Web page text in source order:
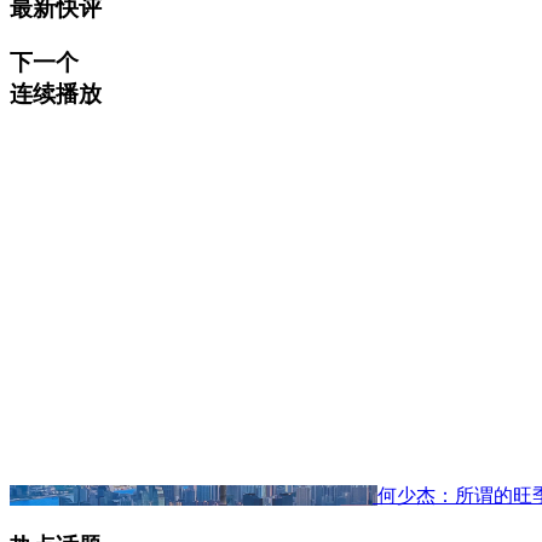
最新快评
下一个
连续播放
何少杰：所谓的旺